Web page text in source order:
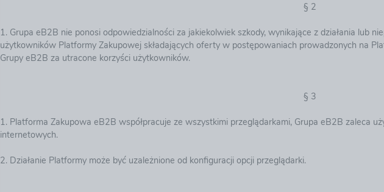
§ 2
1. Grupa eB2B nie ponosi odpowiedzialności za jakiekolwiek szkody, wynikające z działania lub
użytkowników Platformy Zakupowej składających oferty w postępowaniach prowadzonych na
Grupy eB2B za utracone korzyści użytkowników.
§ 3
1. Platforma Zakupowa eB2B współpracuje ze wszystkimi przeglądarkami, Grupa eB2B zaleca
internetowych.
2. Działanie Platformy może być uzależnione od konfiguracji opcji przeglądarki.